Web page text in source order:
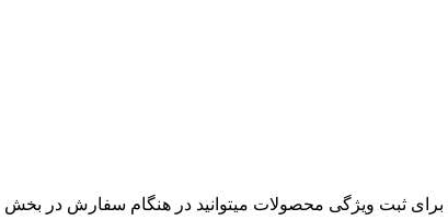
برای ثبت ویژگی محصولات میتوانید در هنگام سفارش در بخش